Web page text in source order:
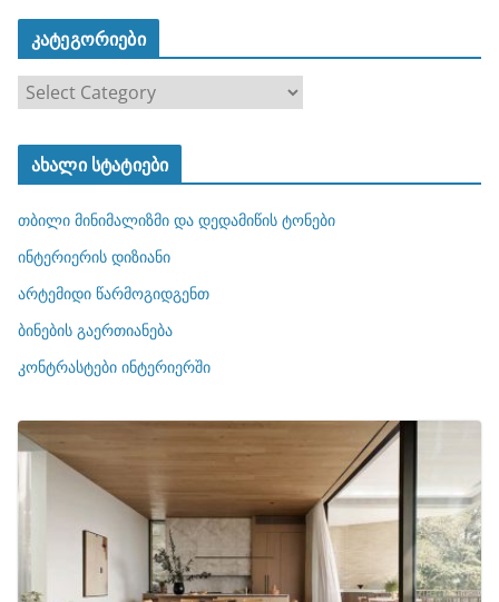
კატეგორიები
ა
ტ
ო
რ
ბ
ი
ახალი სტატიები
თბილი მინიმალიზმი და დედამიწის ტონები
ინტერიერის დიზიანი
არტემიდი წარმოგიდგენთ
ბინების გაერთიანება
კონტრასტები ინტერიერში